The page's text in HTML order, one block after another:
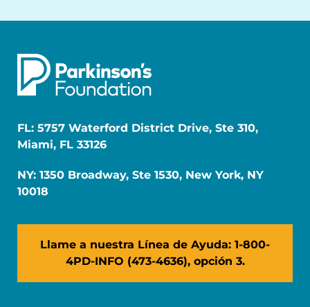
FL: 5757 Waterford District Drive, Ste 310,
Miami, FL 33126
NY: 1350 Broadway, Ste 1530, New York, NY
10018
Llame a nuestra Línea de Ayuda: 1-800-
4PD-INFO (473-4636), opción 3.